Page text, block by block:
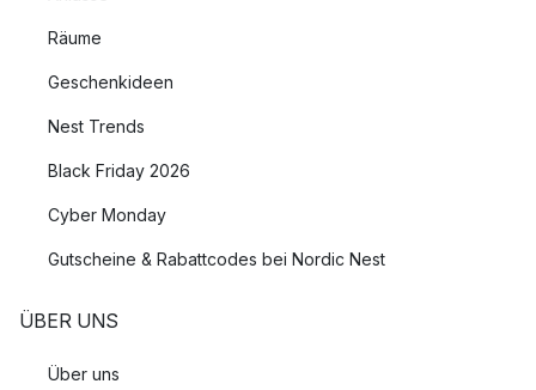
Räume
Geschenkideen
Nest Trends
Black Friday 2026
Cyber Monday
Gutscheine & Rabattcodes bei Nordic Nest
ÜBER UNS
Über uns